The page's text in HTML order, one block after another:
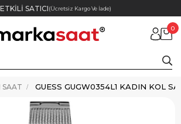
SATICI(Ücretsiz Kargo Ve İade)
0
SAAT GUESS GUGW0354L1 KADIN KOL